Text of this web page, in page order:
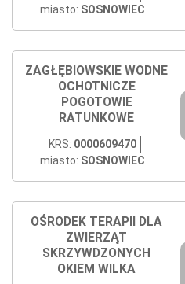
miasto: SOSNOWIEC
ZAGŁĘBIOWSKIE WODNE
OCHOTNICZE
POGOTOWIE
RATUNKOWE
KRS: 0000609470
miasto: SOSNOWIEC
OŚRODEK TERAPII DLA
ZWIERZĄT
SKRZYWDZONYCH
OKIEM WILKA